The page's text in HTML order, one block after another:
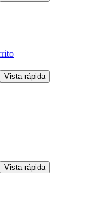
Vista rápida
Vista rápida